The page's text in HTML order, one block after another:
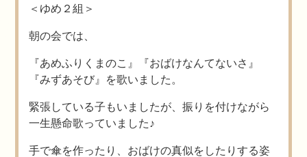
＜ゆめ２組＞
朝の会では、
『あめふりくまのこ』『おばけなんてないさ』
『みずあそび』を歌いました。
緊張している子もいましたが、振りを付けながら
一生懸命歌っていました♪
手で傘を作ったり、おばけの真似をしたりする姿